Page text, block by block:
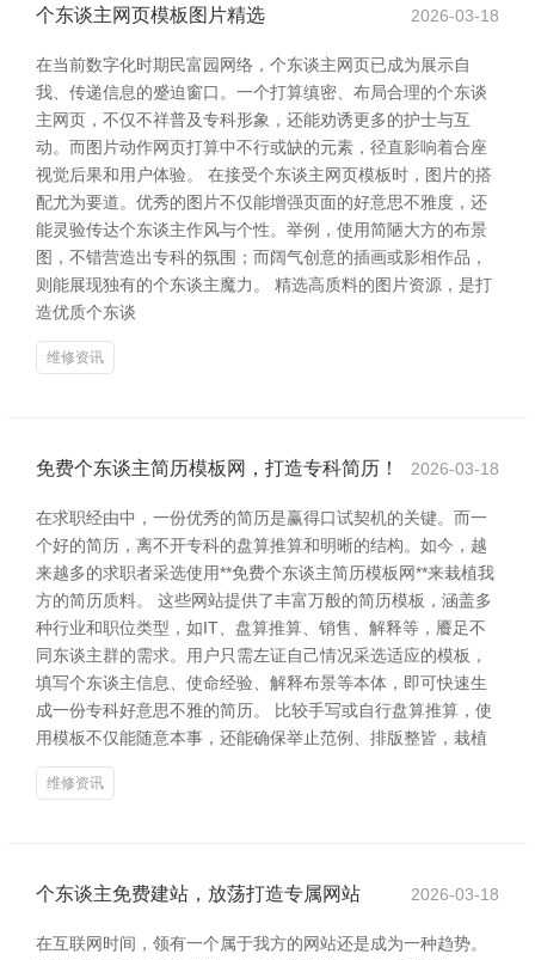
个东谈主网页模板图片精选 2026-03-18
在当前数字化时期民富园网络，个东谈主网页已成为展示自
我、传递信息的蹙迫窗口。一个打算缜密、布局合理的个东谈
主网页，不仅不祥普及专科形象，还能劝诱更多的护士与互
动。而图片动作网页打算中不行或缺的元素，径直影响着合座
视觉后果和用户体验。 在接受个东谈主网页模板时，图片的搭
配尤为要道。优秀的图片不仅能增强页面的好意思不雅度，还
能灵验传达个东谈主作风与个性。举例，使用简陋大方的布景
图，不错营造出专科的氛围；而阔气创意的插画或影相作品，
则能展现独有的个东谈主魔力。 精选高质料的图片资源，是打
造优质个东谈
维修资讯
免费个东谈主简历模板网，打造专科简历！ 2026-03-18
在求职经由中，一份优秀的简历是赢得口试契机的关键。而一
个好的简历，离不开专科的盘算推算和明晰的结构。如今，越
来越多的求职者采选使用**免费个东谈主简历模板网**来栽植我
方的简历质料。 这些网站提供了丰富万般的简历模板，涵盖多
种行业和职位类型，如IT、盘算推算、销售、解释等，餍足不
同东谈主群的需求。用户只需左证自己情况采选适应的模板，
填写个东谈主信息、使命经验、解释布景等本体，即可快速生
成一份专科好意思不雅的简历。 比较手写或自行盘算推算，使
用模板不仅能随意本事，还能确保举止范例、排版整皆，栽植
维修资讯
个东谈主免费建站，放荡打造专属网站 2026-03-18
在互联网时间，领有一个属于我方的网站还是成为一种趋势。